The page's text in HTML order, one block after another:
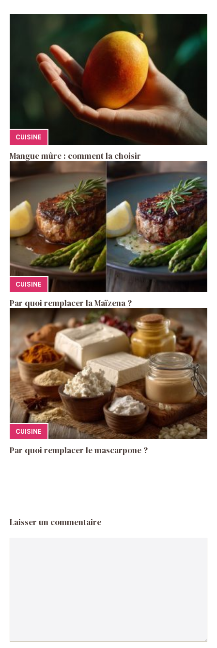
CUISINE
Mangue mûre : comment la choisir
CUISINE
Par quoi remplacer la Maïzena ?
CUISINE
Par quoi remplacer le mascarpone ?
Laisser un commentaire